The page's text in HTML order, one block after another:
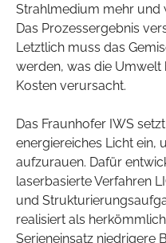
Strahlmedium mehr und
Das Prozessergebnis
Letztlich muss das
werden, was die
Kosten verursacht.
Das Fraunhofer IWS
energiereiches Licht ein,
aufzurauen. Dafür
laserbasierte Verfahren
und
realisiert als
Serieneinsatz niedrigere